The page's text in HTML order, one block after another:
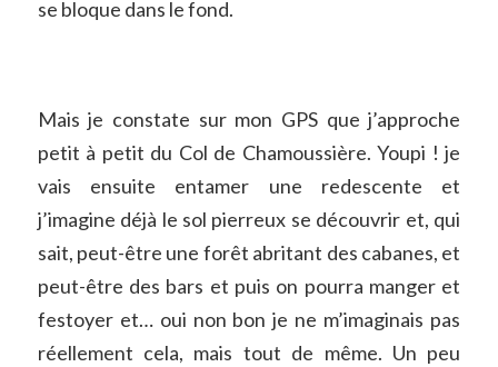
se bloque dans le fond.
Mais je constate sur mon GPS que j’approche
petit à petit du Col de Chamoussière. Youpi ! je
vais ensuite entamer une redescente et
j’imagine déjà le sol pierreux se découvrir et, qui
sait, peut-être une forêt abritant des cabanes, et
peut-être des bars et puis on pourra manger et
festoyer et… oui non bon je ne m’imaginais pas
réellement cela, mais tout de même. Un peu